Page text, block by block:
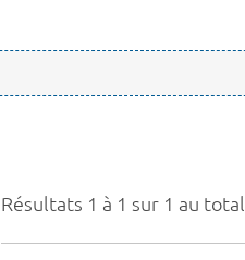
Résultats 1 à 1 sur 1 au total